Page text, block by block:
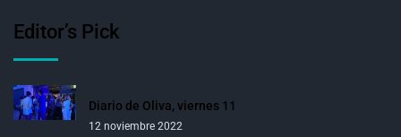
Editor’s Pick
Diario de Oliva, viernes 11
12 noviembre 2022